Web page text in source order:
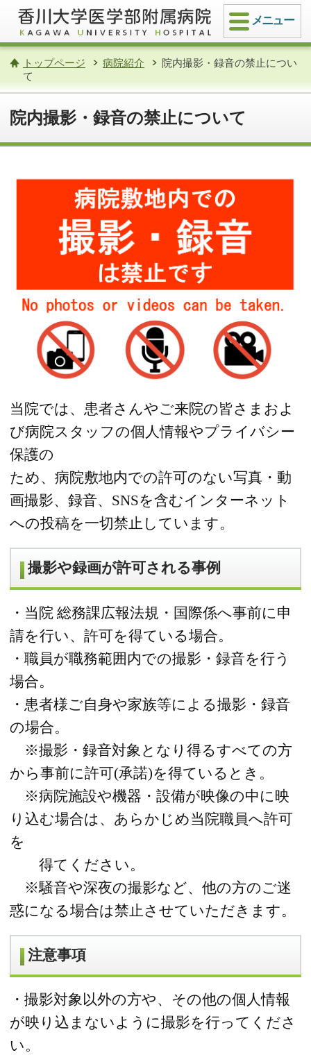
メニュー
トップページ 病院紹介
院内撮影・録音の禁止につい
て
院内撮影・録音の禁止について
当院では、患者さんやご来院の皆さまおよ
び病院スタッフの個人情報やプライバシー
保護の
ため、病院敷地内での許可のない写真・動
画撮影、録音、SNSを含むインターネット
への投稿を一切禁止しています。
撮影や録画が許可される事例
・当院 総務課広報法規・国際係へ事前に申
請を行い、許可を得ている場合。
・職員が職務範囲内での撮影・録音を行う
場合。
・患者様ご自身や家族等による撮影・録音
の場合。
※撮影・録音対象となり得るすべての方
から事前に許可(承諾)を得ているとき。
※病院施設や機器・設備が映像の中に映
り込む場合は、あらかじめ当院職員へ許可
を
得てください。
※騒音や深夜の撮影など、他の方のご迷
惑になる場合は禁止させていただきます。
注意事項
・撮影対象以外の方や、その他の個人情報
が映り込まないように撮影を行ってくださ
い。